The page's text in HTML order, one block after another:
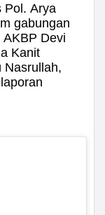
Pol. Arya
gabungan
Devi
Kanit
Nasrullah,